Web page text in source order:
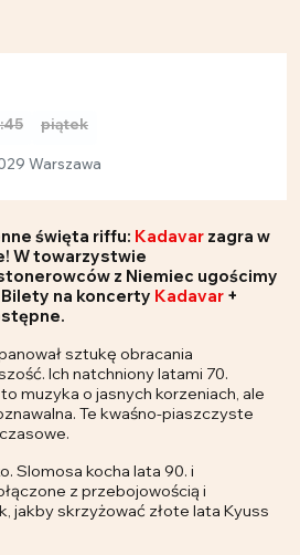
piątek
Warszawa
święta riffu: Kadavar zagra w
W towarzystwie
z Niemiec ugościmy
na koncerty Kadavar +
sztukę obracania
Ich natchniony latami 70.
muzyka o jasnych korzeniach, ale
Te kwaśno-piaszczyste
Slomosa kocha lata 90. i
z przebojowością i
jakby skrzyżować złote lata Kyuss